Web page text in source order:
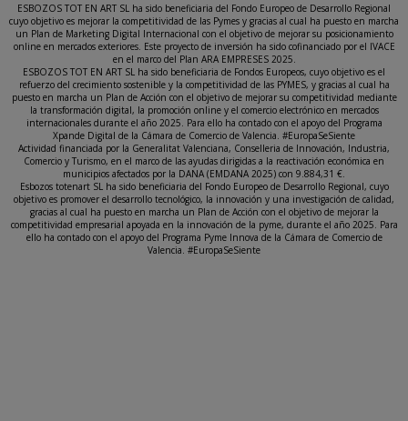
ESBOZOS TOT EN ART SL ha sido beneficiaria del Fondo Europeo de Desarrollo Regional
cuyo objetivo es mejorar la competitividad de las Pymes y gracias al cual ha puesto en marcha
un Plan de Marketing Digital Internacional con el objetivo de mejorar su posicionamiento
online en mercados exteriores. Este proyecto de inversión ha sido cofinanciado por el IVACE
en el marco del Plan ARA EMPRESES 2025.
ESBOZOS TOT EN ART SL ha sido beneficiaria de Fondos Europeos, cuyo objetivo es el
refuerzo del crecimiento sostenible y la competitividad de las PYMES, y gracias al cual ha
puesto en marcha un Plan de Acción con el objetivo de mejorar su competitividad mediante
la transformación digital, la promoción online y el comercio electrónico en mercados
internacionales durante el año 2025. Para ello ha contado con el apoyo del Programa
Xpande Digital de la Cámara de Comercio de Valencia. #EuropaSeSiente
Actividad financiada por la Generalitat Valenciana, Conselleria de Innovación, Industria,
Comercio y Turismo, en el marco de las ayudas dirigidas a la reactivación económica en
municipios afectados por la DANA (EMDANA 2025) con 9.884,31 €.
Esbozos totenart SL ha sido beneficiaria del Fondo Europeo de Desarrollo Regional, cuyo
objetivo es promover el desarrollo tecnológico, la innovación y una investigación de calidad,
gracias al cual ha puesto en marcha un Plan de Acción con el objetivo de mejorar la
competitividad empresarial apoyada en la innovación de la pyme, durante el año 2025. Para
ello ha contado con el apoyo del Programa Pyme Innova de la Cámara de Comercio de
Valencia. #EuropaSeSiente